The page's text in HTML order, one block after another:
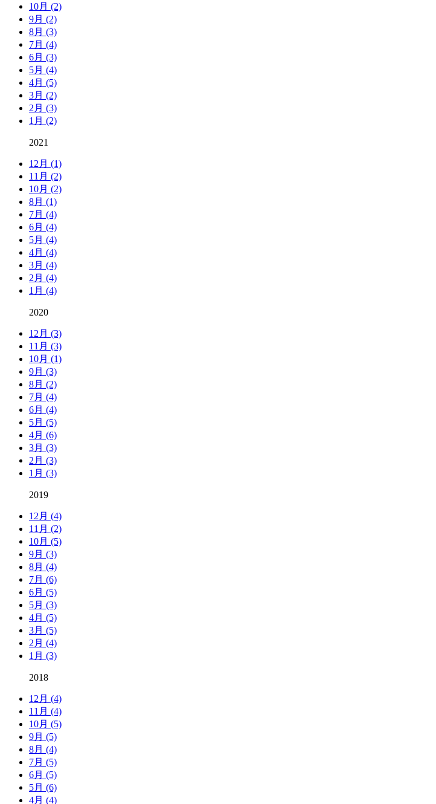
10月 (2)
9月 (2)
8月 (3)
7月 (4)
6月 (3)
5月 (4)
4月 (5)
3月 (2)
2月 (3)
1月 (2)
2021
12月 (1)
11月 (2)
10月 (2)
8月 (1)
7月 (4)
6月 (4)
5月 (4)
4月 (4)
3月 (4)
2月 (4)
1月 (4)
2020
12月 (3)
11月 (3)
10月 (1)
9月 (3)
8月 (2)
7月 (4)
6月 (4)
5月 (5)
4月 (6)
3月 (3)
2月 (3)
1月 (3)
2019
12月 (4)
11月 (2)
10月 (5)
9月 (3)
8月 (4)
7月 (6)
6月 (5)
5月 (3)
4月 (5)
3月 (5)
2月 (4)
1月 (3)
2018
12月 (4)
11月 (4)
10月 (5)
9月 (5)
8月 (4)
7月 (5)
6月 (5)
5月 (6)
4月 (4)